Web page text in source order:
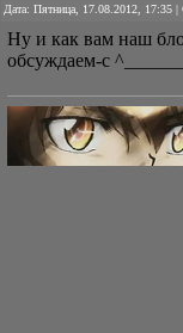
Дата: Пятница, 17.08.2012, 17:35
Ну и как вам наш
обсуждаем-с